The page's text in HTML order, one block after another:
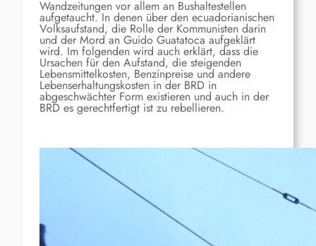
Wandzeitungen vor allem an Bushaltestellen
aufgetaucht. In denen über den ecuadorianischen
Volksaufstand, die Rolle der Kommunisten darin
und der Mord an Guido Guatatoca aufgeklärt
wird. Im folgenden wird auch erklärt, dass die
Ursachen für den Aufstand, die steigenden
Lebensmittelkosten, Benzinpreise und andere
Lebenserhaltungskosten in der BRD in
abgeschwächter Form existieren und auch in der
BRD es gerechtfertigt ist zu rebellieren.